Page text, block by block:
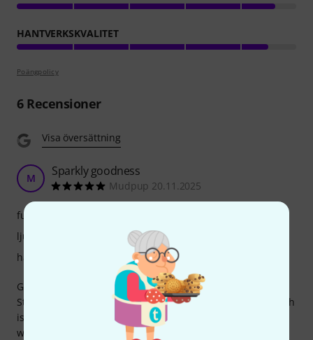
HANTVERKSKVALITET
Poängpolicy
6Recensioner
Visa översättning
M Sparkly goodness
Mudpup 20.11.2025
Great value for money. Getting very close to the USA
Stingray sound at a fraction of the price. Black sparkle finish
is lovely and the neck is fab with the rolled edges. The
weight was pretty good for a 5 string at 9.2lbs. The only
funktioner
ljud
hantverkskvalitet